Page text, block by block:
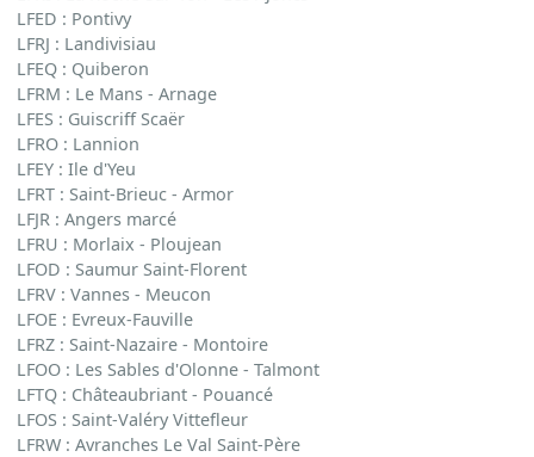
LFED : Pontivy
LFRJ : Landivisiau
LFEQ : Quiberon
LFRM : Le Mans - Arnage
LFES : Guiscriff Scaër
LFRO : Lannion
LFEY : Ile d'Yeu
LFRT : Saint-Brieuc - Armor
LFJR : Angers marcé
LFRU : Morlaix - Ploujean
LFOD : Saumur Saint-Florent
LFRV : Vannes - Meucon
LFOE : Evreux-Fauville
LFRZ : Saint-Nazaire - Montoire
LFOO : Les Sables d'Olonne - Talmont
LFTQ : Châteaubriant - Pouancé
LFOS : Saint-Valéry Vittefleur
LFRW : Avranches Le Val Saint-Père